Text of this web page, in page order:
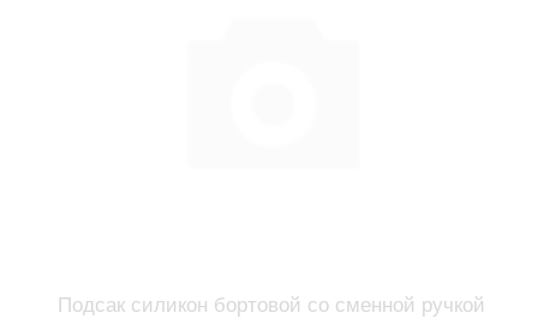
Подсак силикон бортовой со сменной ручкой